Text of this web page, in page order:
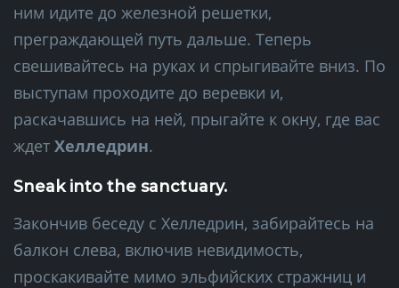
ним идите до железной решетки,
преграждающей путь дальше. Теперь
свешивайтесь на руках и спрыгивайте вниз. По
выступам проходите до веревки и,
раскачавшись на ней, прыгайте к окну, где вас
ждет Хелледрин.
Sneak into the sanctuary.
Закончив беседу с Хелледрин, забирайтесь на
балкон слева, включив невидимость,
проскакивайте мимо эльфийских стражниц и